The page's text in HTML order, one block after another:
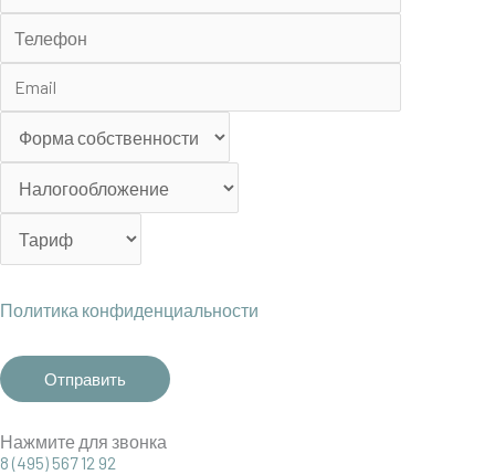
Политика конфиденциальности
Нажмите для звонка
8 (495) 567 12 92